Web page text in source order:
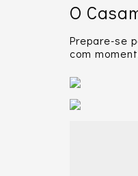
O
Prepare-se
com